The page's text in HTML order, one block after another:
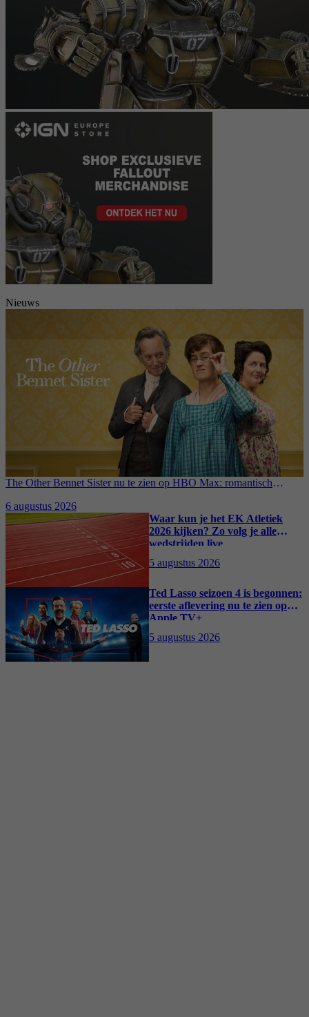
Nieuws
The Other Bennet Sister nu te zien op HBO Max: romantisch
6 augustus 2026
Waar kun je het EK Atletiek
2026 kijken? Zo volg je alle
wedstrijden live
5 augustus 2026
Ted Lasso seizoen 4 is begonnen:
eerste aflevering nu te zien op
Apple TV+
5 augustus 2026